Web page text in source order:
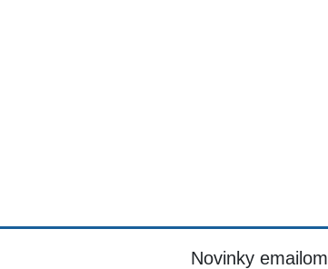
Novinky emailom